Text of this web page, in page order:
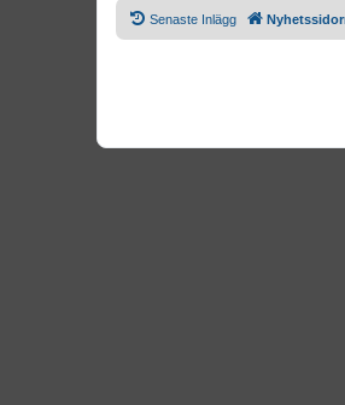
Senaste Inlägg